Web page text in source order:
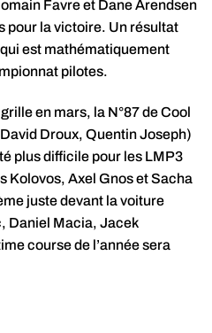
Favre et Dane Arendsen
pour la victoire. Un résultat
est mathématiquement
pilotes.
en mars, la N°87 de Cool
Droux, Quentin Joseph)
plus difficile pour les LMP3
Kolovos, Axel Gnos et Sacha
juste devant la voiture
Daniel Macia, Jacek
course de l’année sera